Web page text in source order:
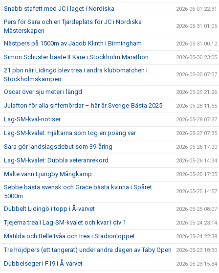
Snabb stafett med JC i laget i Nordiska 2026-06-01 22:31
Pers för Sara och en fjärdeplats för JC i Nordiska
Mästerskapen
2026-05-31 01:05
Nästpers på 1500m av Jacob Klinth i Birmingham 2026-05-31 00:12
Simon Schuster bäste IFKare i Stockholm Marathon 2026-05-30 23:05
21 pbn när Lidingö blev trea i andra klubbmatchen i
Stockholmskampen
2026-05-30 07:07
Oscar över sju meter i längd 2026-05-29 21:26
Julafton för alla siffernördar – här är Sverige-Bästa 2025 2026-05-28 11:55
Lag-SM-kval-notiser 2026-05-28 07:37
Lag-SM-kvalet: Hjältarna som tog en poäng var 2026-05-27 07:35
Sara gör landslagsdebut som 39-åring 2026-05-26 17:00
Lag-SM-kvalet: Dubbla veteranrekord 2026-05-26 14:34
Malte vann Ljungby Mångkamp 2026-05-25 17:35
Sebbe bästa svensk och Grace bästa kvinna i Spåret
5000m
2026-05-25 14:57
Dubbelt Lidingö i topp i Å-varvet 2026-05-25 08:07
Tjejerna trea i Lag-SM-kvalet och kvar i div 1 2026-05-24 23:14
Matilda och Belle tvåa och trea i Stadionloppet 2026-05-24 22:38
Tre höjdpers (ett tangerat) under andra dagen av Täby Open 2026-05-23 18:30
Dubbelseger i F19 i Å-varvet 2026-05-23 15:34